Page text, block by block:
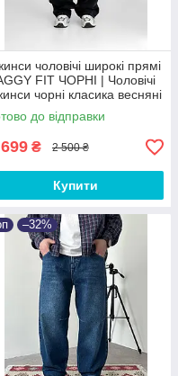
чоловічі широкі прямі
FIT ЧОРНІ‎ | Чоловічі
чорні класика весняні
Baggy
до відправки
₴ 2 500 ₴
Купити
–32%